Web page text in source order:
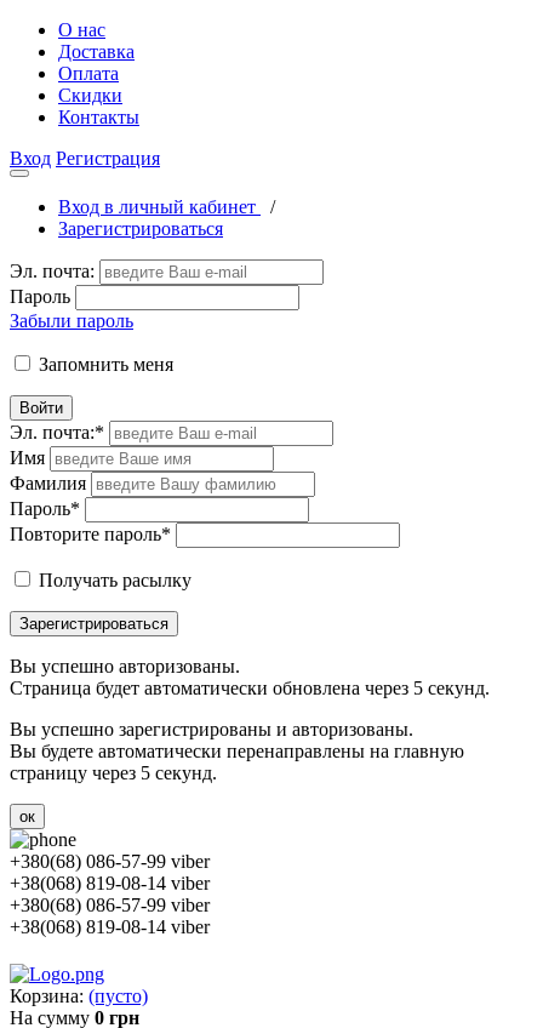
О нас
Доставка
Оплата
Скидки
Контакты
Вход Регистрация
Вход в личный кабинет
/
Зарегистрироваться
Эл. почта:
Пароль
Забыли пароль
Запомнить меня
Войти
Эл. почта:*
Имя
Фамилия
Пароль*
Повторите пароль*
Получать расылку
Зарегистрироваться
Вы успешно авторизованы.
Страница будет автоматически обновлена через 5 секунд.
Вы успешно зарегистрированы и авторизованы.
Вы будете автоматически перенаправлены на главную
страницу через 5 секунд.
ок
+380(68) 086-57-99 viber
+38(068) 819-08-14 viber
+380(68) 086-57-99 viber
+38(068) 819-08-14 viber
Корзина: (пусто)
На сумму 0 грн